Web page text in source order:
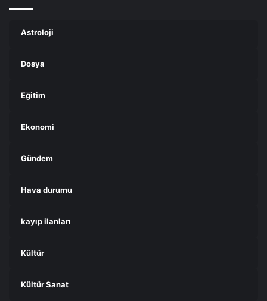
Astroloji
Dosya
Eğitim
Ekonomi
Gündem
Hava durumu
kayıp ilanları
Kültür
Kültür Sanat